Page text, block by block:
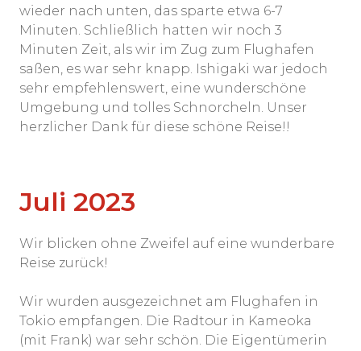
wieder nach unten, das sparte etwa 6-7
Minuten. Schließlich hatten wir noch 3
Minuten Zeit, als wir im Zug zum Flughafen
saßen, es war sehr knapp. Ishigaki war jedoch
sehr empfehlenswert, eine wunderschöne
Umgebung und tolles Schnorcheln. Unser
herzlicher Dank für diese schöne Reise!!
Juli 2023
Wir blicken ohne Zweifel auf eine wunderbare
Reise zurück!
Wir wurden ausgezeichnet am Flughafen in
Tokio empfangen. Die Radtour in Kameoka
(mit Frank) war sehr schön. Die Eigentümerin